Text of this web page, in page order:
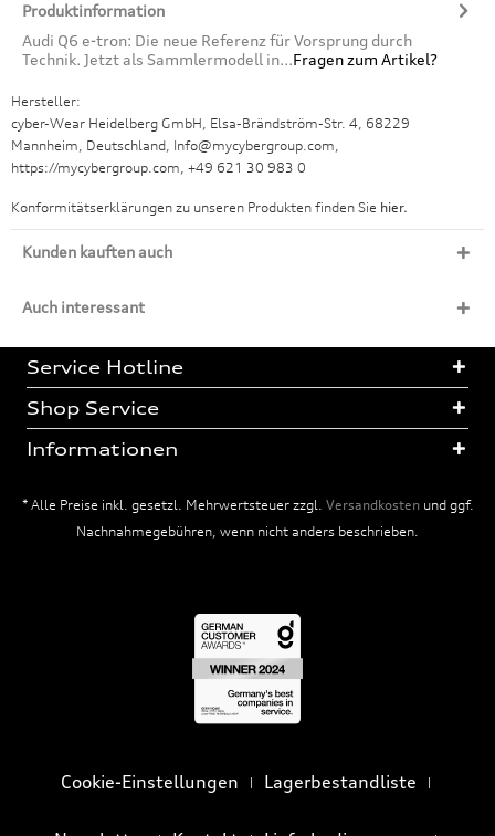
Produktinformation
Audi Q6 e-tron: Die neue Referenz für Vorsprung durch
Technik. Jetzt als Sammlermodell in...Fragen zum Artikel?
Hersteller:
cyber-Wear Heidelberg GmbH, Elsa-Brändström-Str. 4, 68229
Mannheim, Deutschland, Info@mycybergroup.com,
https://mycybergroup.com, +49 621 30 983 0
Konformitätserklärungen zu unseren Produkten finden Sie hier.
Kunden kauften auch
Auch interessant
Service Hotline
Shop Service
Informationen
* Alle Preise inkl. gesetzl. Mehrwertsteuer zzgl. Versandkostenund ggf.
Nachnahmegebühren, wenn nicht anders beschrieben.
Cookie-Einstellungen Lagerbestandliste